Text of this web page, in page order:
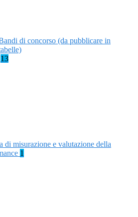
di concorso (da pubblicare in
13
di misurazione e valutazione della
1